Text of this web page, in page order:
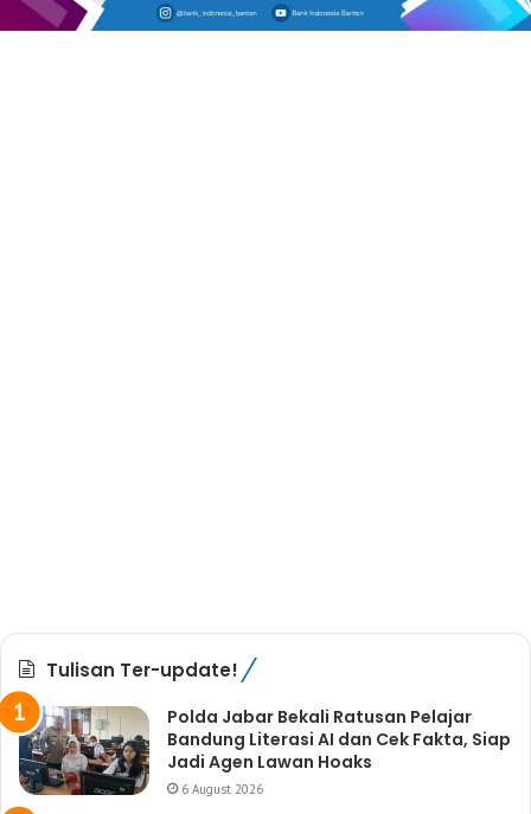
Tulisan Ter-update!
Polda Jabar Bekali Ratusan Pelajar
Bandung Literasi AI dan Cek Fakta, Siap
Jadi Agen Lawan Hoaks
6 August 2026